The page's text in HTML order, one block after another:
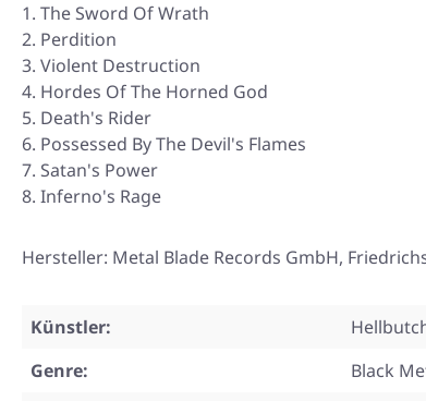
The Sword Of Wrath
Perdition
Violent Destruction
Hordes Of The Horned God
Death's Rider
Possessed By The Devil's Flames
Satan's Power
Inferno's Rage
Hersteller: Metal Blade Records GmbH,
Künstler:
Genre:
Black